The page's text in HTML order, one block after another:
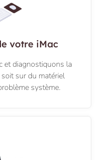
votre iMac
et diagnostiquons la
sur du matériel
système.